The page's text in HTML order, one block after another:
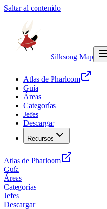
Saltar al contenido
Silksong Map
Atlas de Pharloom
Guía
Áreas
Categorías
Jefes
Descargar
Recursos
Atlas de Pharloom
Guía
Áreas
Categorías
Jefes
Descargar